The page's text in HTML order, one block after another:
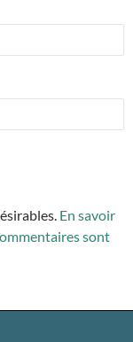
En savoir
sont